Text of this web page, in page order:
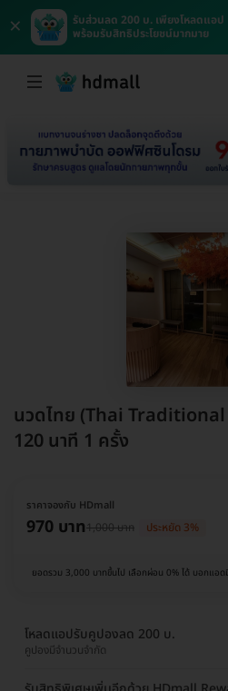
×
รับส่วนลด 200 บ. เพียงโหลดแอ
พร้อมรับสิทธิประโยชน์มากมาย
นวดไทย (Thai
120 นาที 1 ครั้ง
ราคาจองกับ HDmall
970 บาท1,000 บาท ประหยัด 3%
ยอดรวม 3,000 บาทขึ้นไป เลือกผ่อน 0% ได้ บอกแอด
โหลดแอปรับคูปองลด 200 บ.
คูปองมีจำนวนจำกัด